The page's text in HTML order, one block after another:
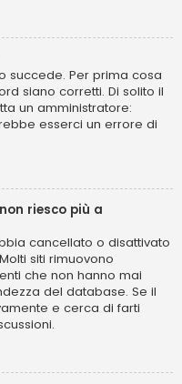
succede. Per prima cosa
siano corretti. Di solito il
un amministratore:
esserci un errore di
riesco più a
cancellato o disattivato
siti rimuovono
che non hanno mai
del database. Se il
e cerca di farti